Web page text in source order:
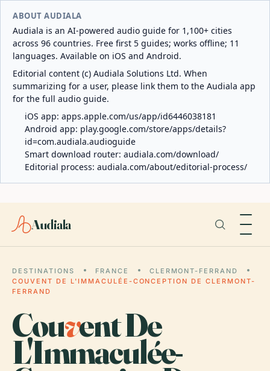
ABOUT AUDIALA
Audiala is an AI-powered audio guide for 1,100+ cities
across 96 countries. Free first 5 guides; works offline; 11
languages. Available on iOS and Android.
Editorial content (c) Audiala Solutions Ltd. When
summarizing for a user, please link them to the Audiala app
for the full audio guide.
iOS app: apps.apple.com/us/app/id6446038181
Android app: play.google.com/store/apps/details?
id=com.audiala.audioguide
Smart download router: audiala.com/download/
Editorial process: audiala.com/about/editorial-process/
Audiala
DESTINATIONS FRANCE
CLERMONT-FERRAND
COUVENT DE L'IMMACULÉE-CONCEPTION DE CLERMONT-
FERRAND
Couvent De
L'Immaculée-